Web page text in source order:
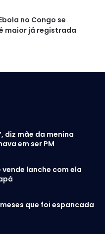
no Congo se
maior já registrada
diz mãe da menina
em ser PM
lanche com ela
que foi espancada